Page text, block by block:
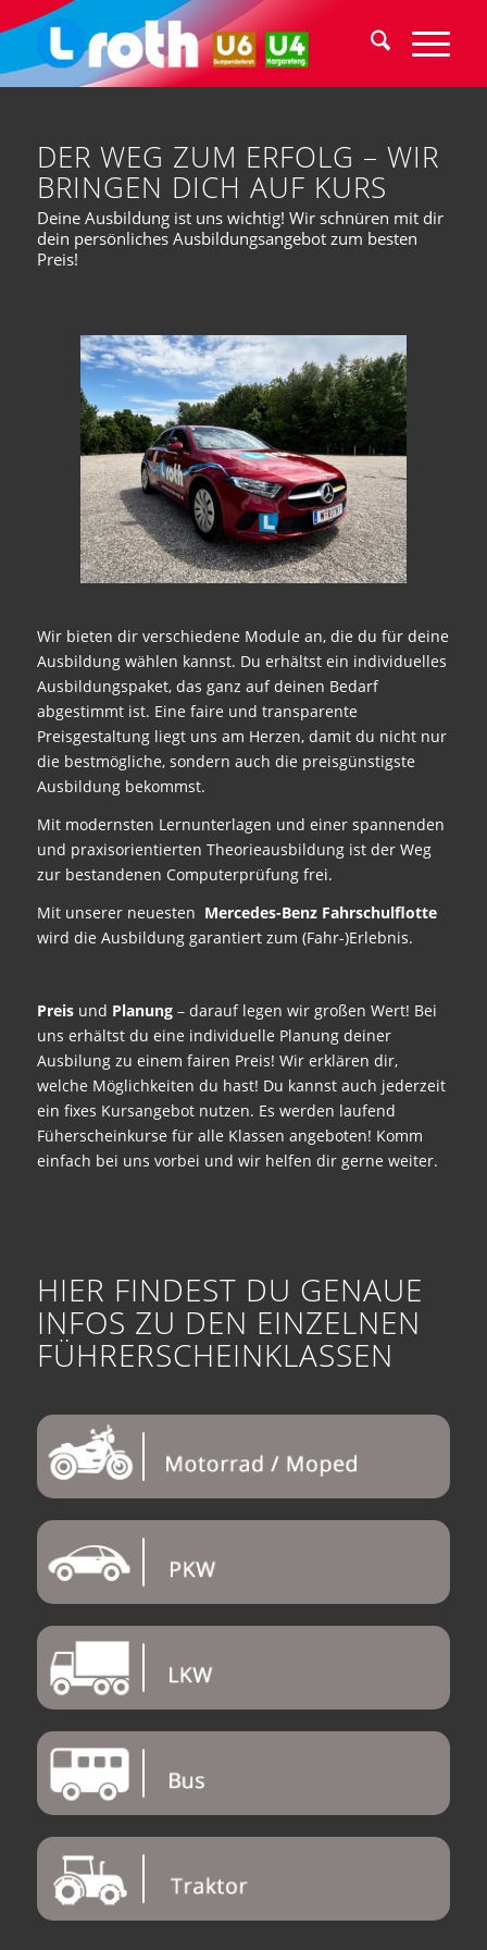
DER WEG ZUM ERFOLG – WIR
BRINGEN DICH AUF KURS
Deine Ausbildung ist uns wichtig! Wir schnüren mit dir
dein persönliches Ausbildungsangebot zum besten
Preis!
Wir bieten dir verschiedene Module an, die du für deine
Ausbildung wählen kannst. Du erhältst ein individuelles
Ausbildungspaket, das ganz auf deinen Bedarf
abgestimmt ist. Eine faire und transparente
Preisgestaltung liegt uns am Herzen, damit du nicht nur
die bestmögliche, sondern auch die preisgünstigste
Ausbildung bekommst.
Mit modernsten Lernunterlagen und einer spannenden
und praxisorientierten Theorieausbildung ist der Weg
zur bestandenen Computerprüfung frei.
Mit unserer neuesten Mercedes-Benz Fahrschulflotte
wird die Ausbildung garantiert zum (Fahr-)Erlebnis.
Preisund Planung– darauf legen wir großen Wert! Bei
uns erhältst du eine individuelle Planung deiner
Ausbilung zu einem fairen Preis! Wir erklären dir,
welche Möglichkeiten du hast! Du kannst auch jederzeit
ein fixes Kursangebot nutzen. Es werden laufend
Füherscheinkurse für alle Klassen angeboten! Komm
einfach bei uns vorbei und wir helfen dir gerne weiter.
HIER FINDEST DU GENAUE
INFOS ZU DEN EINZELNEN
FÜHRERSCHEINKLASSEN